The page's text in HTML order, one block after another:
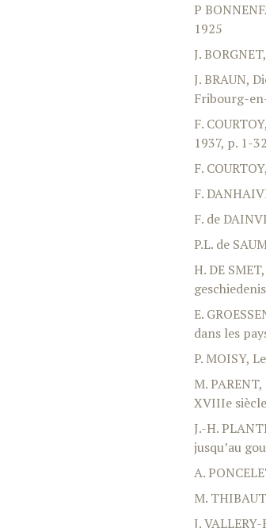
P
1925
J.
J. BRAUN,
Fribourg-
F.
1937, p. 1-
F.
F.
F. de
P.L. de
H. DE
E.
dans les
P. MOISY,
M.
XVIIIe
J.-H.
jusqu’au
A.
M.
J.